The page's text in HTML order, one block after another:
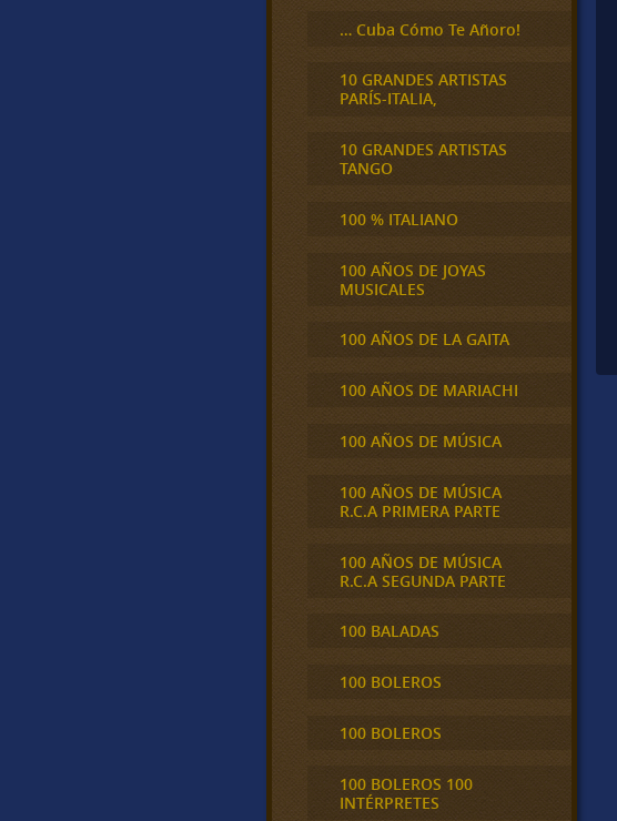
… Cuba Cómo Te Añoro!
10 GRANDES ARTISTAS
PARÍS-ITALIA,
10 GRANDES ARTISTAS
TANGO
100 % ITALIANO
100 AÑOS DE JOYAS
MUSICALES
100 AÑOS DE LA GAITA
100 AÑOS DE MARIACHI
100 AÑOS DE MÚSICA
100 AÑOS DE MÚSICA
R.C.A PRIMERA PARTE
100 AÑOS DE MÚSICA
R.C.A SEGUNDA PARTE
100 BALADAS
100 BOLEROS
100 BOLEROS
100 BOLEROS 100
INTÉRPRETES